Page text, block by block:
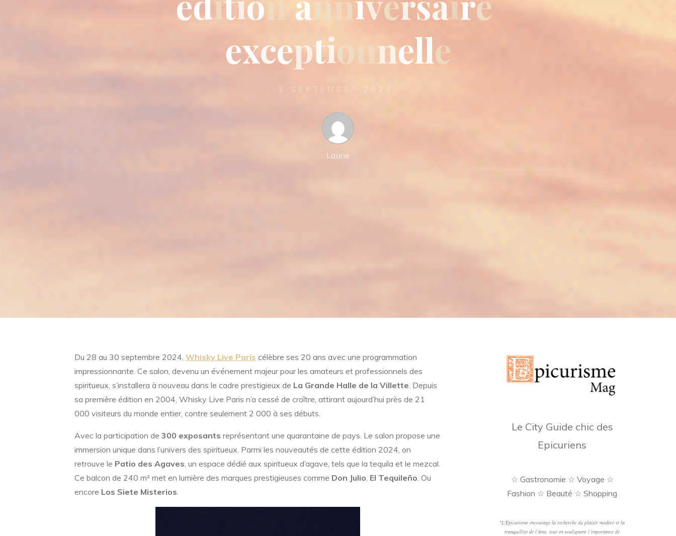
exceptionnelle
5 SEPTEMBER 2024
Laurie
Du 28 au 30 septembre 2024, Whisky Live Paris célèbre ses 20 ans avec une programmation
impressionnante. Ce salon, devenu un événement majeur pour les amateurs et professionnels des
spiritueux, s’installera à nouveau dans le cadre prestigieux de La Grande Halle de la Villette. Depuis
sa première édition en 2004, Whisky Live Paris n’a cessé de croître, attirant aujourd’hui près de 21
000 visiteurs du monde entier, contre seulement 2 000 à ses débuts.
Avec la participation de 300 exposants représentant une quarantaine de pays. Le salon propose une
immersion unique dans l’univers des spiritueux. Parmi les nouveautés de cette édition 2024, on
retrouve le Patio des Agaves, un espace dédié aux spiritueux d’agave, tels que la tequila et le mezcal.
Ce balcon de 240 m² met en lumière des marques prestigieuses comme Don Julio, El Tequileño. Ou
encore Los Siete Misterios.
Le City Guide chic des
Epicuriens
☆ Gastronomie ☆ Voyage ☆
Fashion ☆ Beauté ☆ Shopping
"L'Epicurisme encourage la recherche du plaisir modéré et la
tranquillité de l’âme, tout en soulignant l’importance de